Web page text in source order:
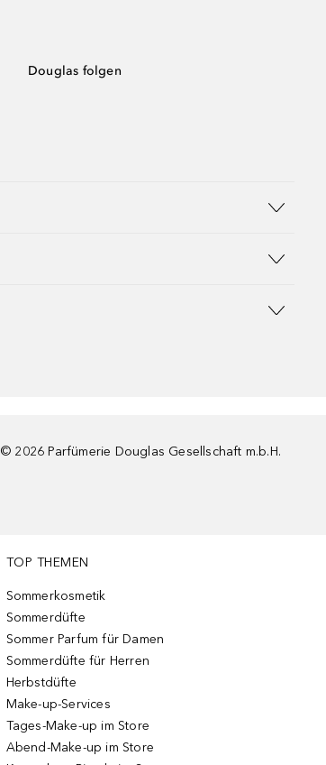
Douglas folgen
© 2026 Parfümerie Douglas Gesellschaft m.b.H.
TOP THEMEN
Sommerkosmetik
Sommerdüfte
Sommer Parfum für Damen
Sommerdüfte für Herren
Herbstdüfte
Make-up-Services
Tages-Make-up im Store
Abend-Make-up im Store